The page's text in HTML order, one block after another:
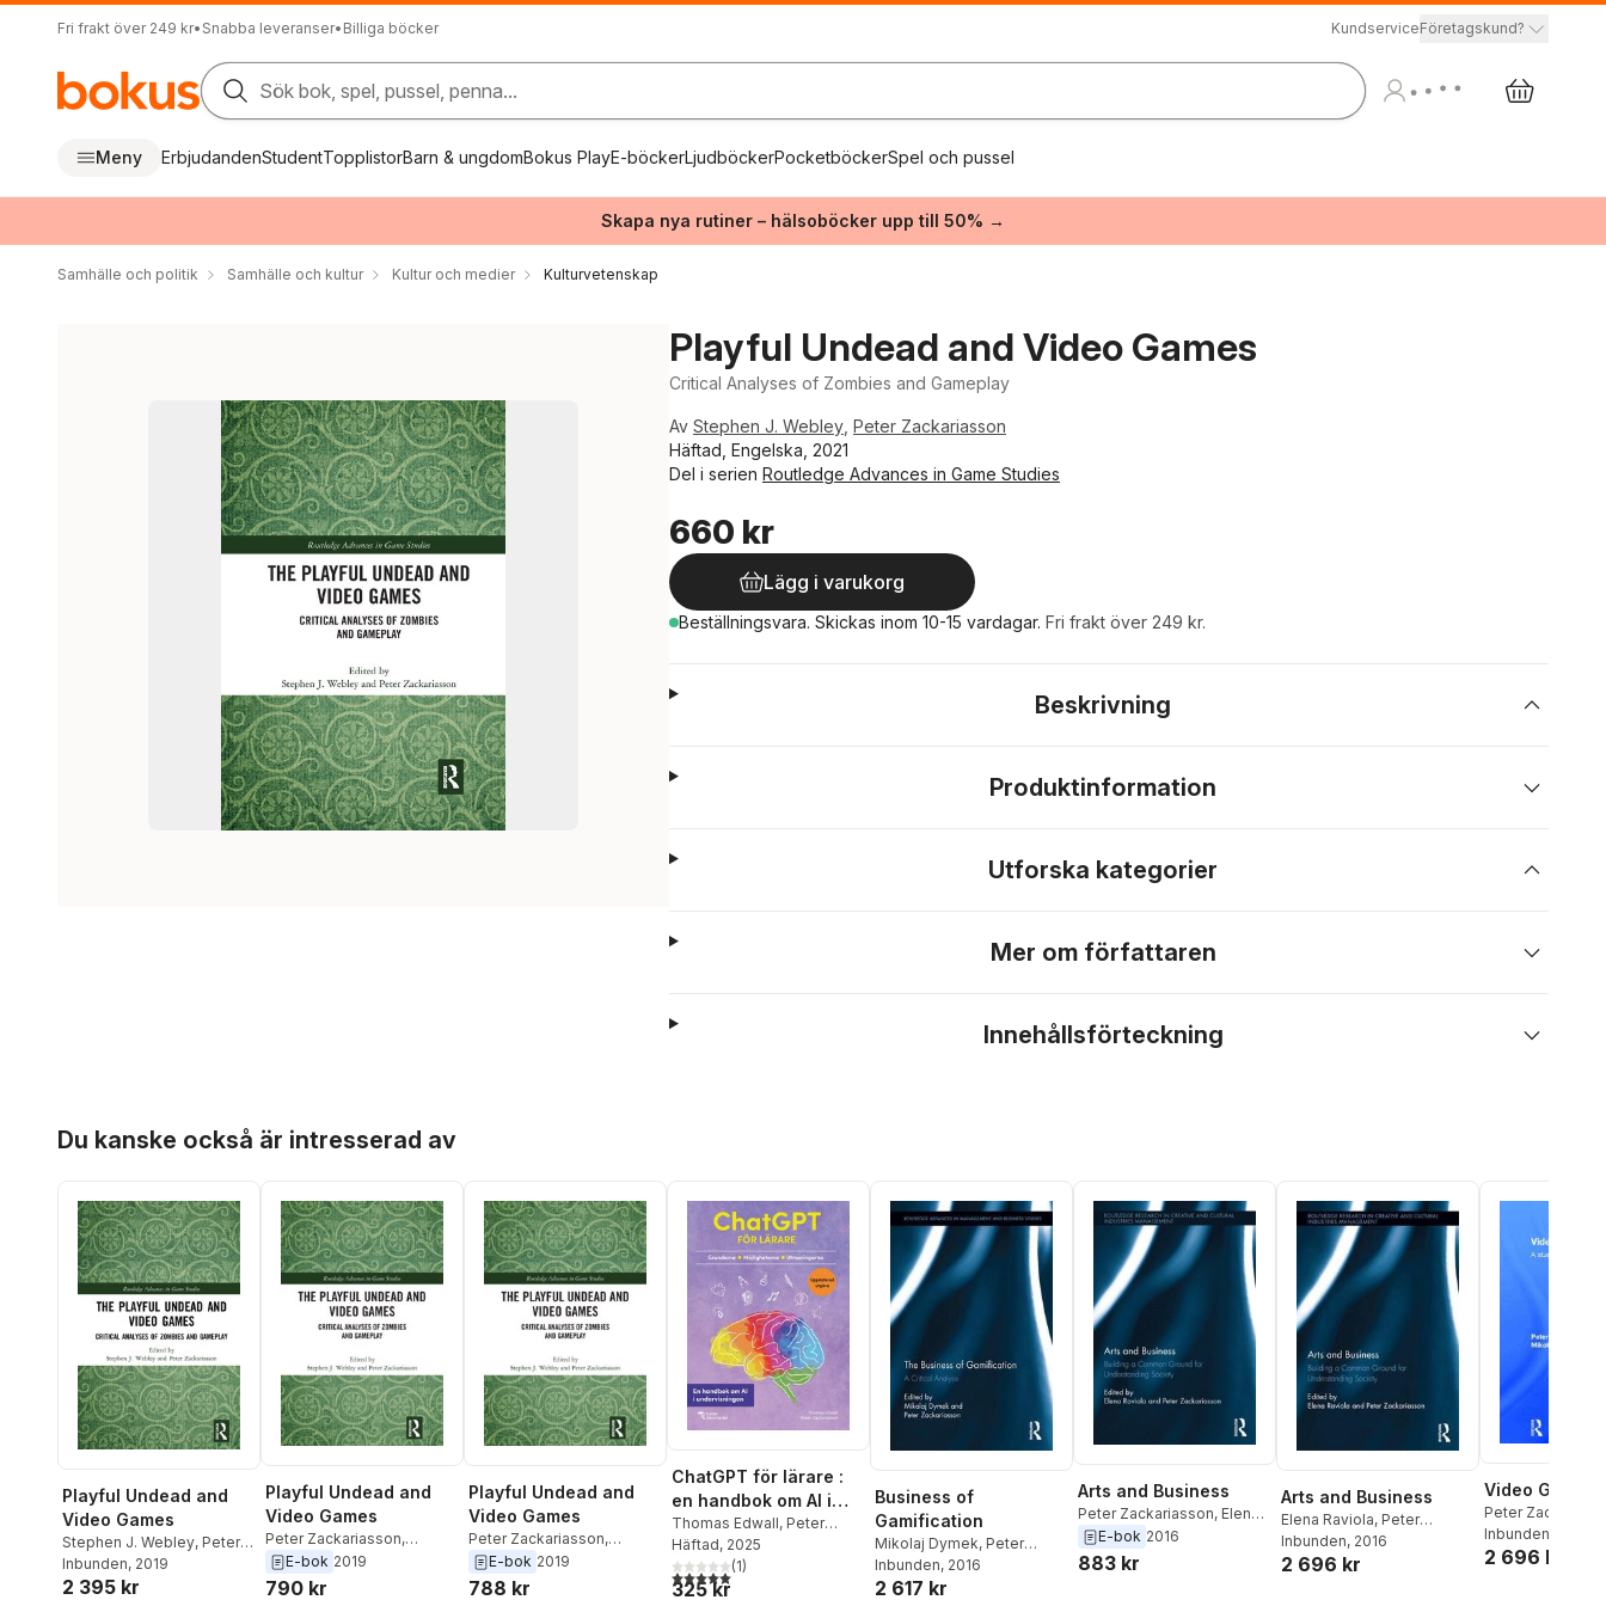
Fri frakt över 249 kr• Snabba leveranser• Billiga böcker KundserviceFöretagskund?
Sök bok, spel, pussel, penna...
Meny ErbjudandenStudentTopplistorBarn & ungdomBokus PlayE-böckerLjudböckerPocketböckerSpel och pussel
Skapa nya rutiner – hälsoböcker upp till 50% →
Samhälle och politik Samhälle och kultur Kultur och medier Kulturvetenskap
Playful Undead and Video Games
Critical Analyses of Zombies and Gameplay
Av Stephen J. Webley Peter Zackariasson
Häftad, Engelska, 2021
Del i serien Routledge Advances in Game Studies
660 kr
Lägg i varukorg
Beställningsvara. Skickas inom 10-15 vardagar. Fri frakt över 249 kr.
Beskrivning
Produktinformation
Utforska kategorier
Mer om författaren
Innehållsförteckning
Du kanske också är intresserad av
Playful Undead and
Video Games
Stephen J. Webley, Peter
Zackariasson
Inbunden, 2019
2 395 kr
Playful Undead and
Video Games
Peter Zackariasson,
Stephen J. Webley
E-bok 2019
790 kr
Playful Undead and
Video Games
Peter Zackariasson,
Stephen J. Webley
E-bok 2019
788 kr
ChatGPT för lärare :
en handbok om AI i
undervisningen
Thomas Edwall, Peter
Zackariasson
Häftad, 2025
5,0utav 5 stjärnor. Totalt antal röster:
(1)
325 kr
Business of
Gamification
Mikolaj Dymek, Peter
Zackariasson
Inbunden, 2016
2 617 kr
Arts and Business
Peter Zackariasson, Elena
Raviola
E-bok 2016
883 kr
Arts and Business
Elena Raviola, Peter
Zackariasson
Inbunden, 2016
2 696 kr
Video Game
Peter
Dymek
Inbunden
2 696 kr